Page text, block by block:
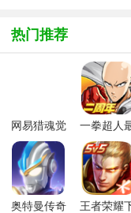
卓版
热门推荐
网易猎魂觉
醒
一拳超人
强之男
奥特曼传奇
王者荣耀